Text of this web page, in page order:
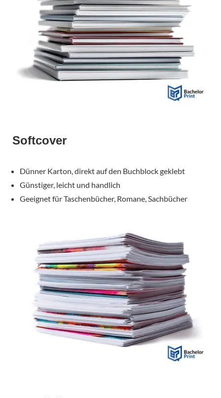
Softcover
Dünner Karton, direkt auf den Buchblock geklebt
Günstiger, leicht und handlich
Geeignet für Taschenbücher, Romane, Sachbücher